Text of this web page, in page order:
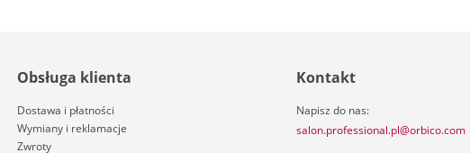
Obsługa klienta
Dostawa i płatności
Wymiany i reklamacje
Zwroty
Kontakt
Napisz do nas:
salon.professional.pl@orbico.com